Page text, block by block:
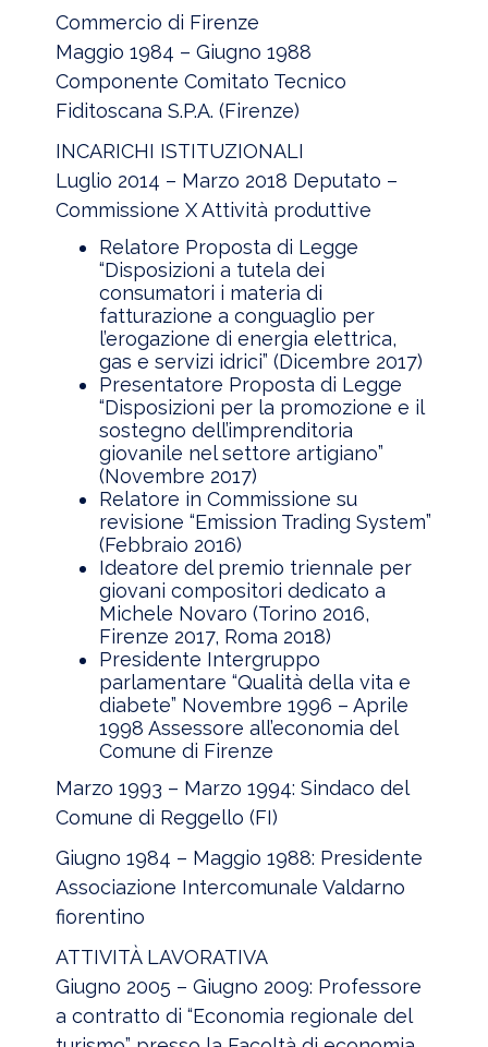
Commercio di Firenze
Maggio 1984 – Giugno 1988
Componente Comitato Tecnico
Fiditoscana S.P.A. (Firenze)
INCARICHI ISTITUZIONALI
Luglio 2014 – Marzo 2018 Deputato –
Commissione X Attività produttive
Relatore Proposta di Legge
“Disposizioni a tutela dei
consumatori i materia di
fatturazione a conguaglio per
l’erogazione di energia elettrica,
gas e servizi idrici” (Dicembre 2017)
Presentatore Proposta di Legge
“Disposizioni per la promozione e il
sostegno dell’imprenditoria
giovanile nel settore artigiano”
(Novembre 2017)
Relatore in Commissione su
revisione “Emission Trading System”
(Febbraio 2016)
Ideatore del premio triennale per
giovani compositori dedicato a
Michele Novaro (Torino 2016,
Firenze 2017, Roma 2018)
Presidente Intergruppo
parlamentare “Qualità della vita e
diabete” Novembre 1996 – Aprile
1998 Assessore all’economia del
Comune di Firenze
Marzo 1993 – Marzo 1994: Sindaco del
Comune di Reggello (FI)
Giugno 1984 – Maggio 1988: Presidente
Associazione Intercomunale Valdarno
fiorentino
ATTIVITÀ LAVORATIVA
Giugno 2005 – Giugno 2009: Professore
a contratto di “Economia regionale del